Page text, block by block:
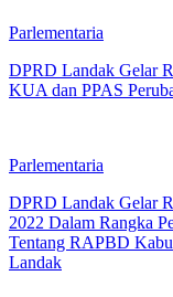
Parlementaria
DPRD Landak Gelar
KUA dan PPAS
Parlementaria
DPRD Landak Gelar
2022 Dalam Rangka
Tentang RAPBD
Landak